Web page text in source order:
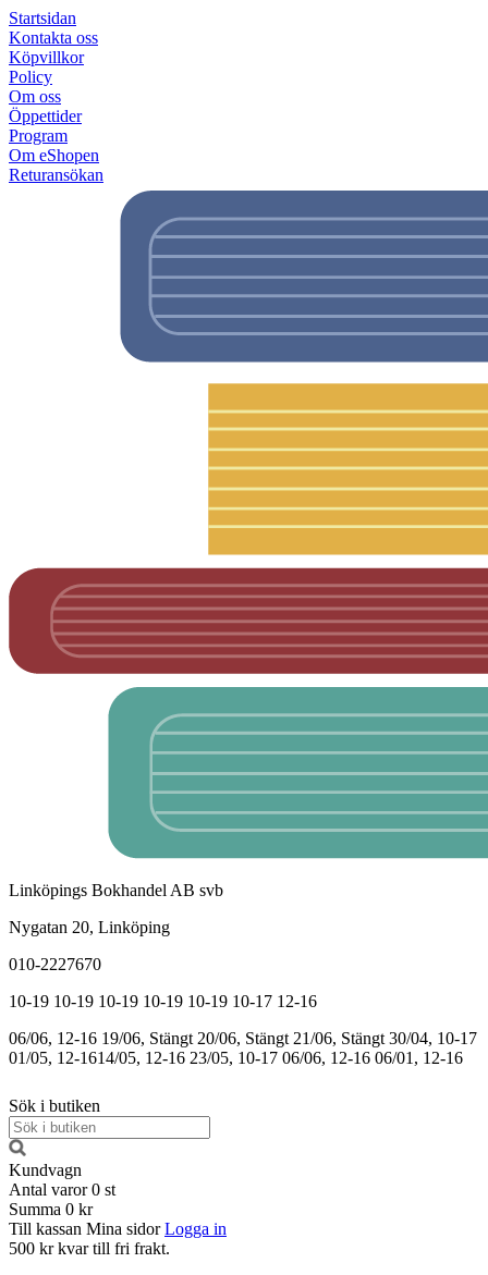
Startsidan
Kontakta oss
Köpvillkor
Policy
Om oss
Öppettider
Program
Om eShopen
Returansökan
Linköpings Bokhandel AB svb
Nygatan 20, Linköping
010-2227670
10-19 10-19 10-19 10-19 10-19 10-17 12-16
06/06, 12-16 19/06, Stängt 20/06, Stängt 21/06, Stängt 30/04, 10-17
01/05, 12-1614/05, 12-16 23/05, 10-17 06/06, 12-16 06/01, 12-16
Sök i butiken
Kundvagn
Antal varor 0 st
Summa 0 kr
Till kassan Mina sidor Logga in
500 kr kvar till fri frakt.